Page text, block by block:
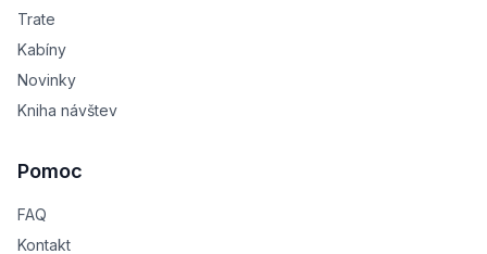
Trate
Kabíny
Novinky
Kniha návštev
Pomoc
FAQ
Kontakt